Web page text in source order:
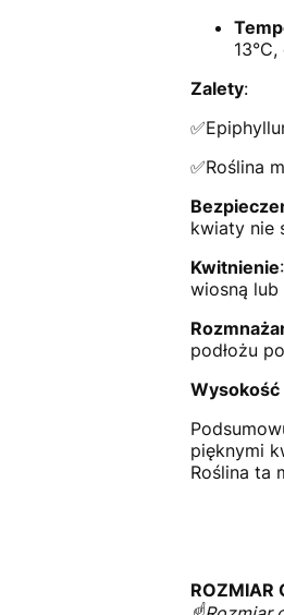
Zalety:
✅Roślina
kwiaty nie
Kwitnienie
wiosną
podłożu
pięknymi
Roślina ta
ROZMIAR